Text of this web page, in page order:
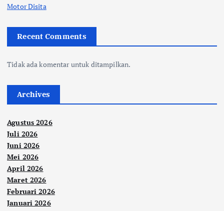
Motor Disita
Recent Comments
Tidak ada komentar untuk ditampilkan.
Archives
Agustus 2026
Juli 2026
Juni 2026
Mei 2026
April 2026
Maret 2026
Februari 2026
Januari 2026